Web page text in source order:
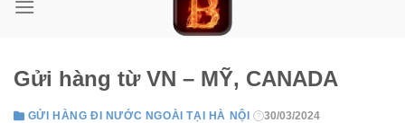
Gửi hàng từ VN – MỸ, CANADA
GỬI HÀNG ĐI NƯỚC NGOÀI TẠI HÀ NỘI 30/03/2024